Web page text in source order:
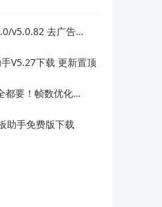
去广告绿色纯净版
V5.27下载 更新置顶
要！帧数优化教程
助手免费版下载